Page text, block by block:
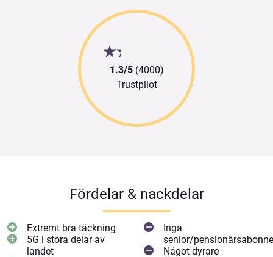
1.3/5 (4000)
Trustpilot
Fördelar & nackdelar
Extremt bra täckning
5G i stora delar av
landet
Inga
senior/
Något dyrare